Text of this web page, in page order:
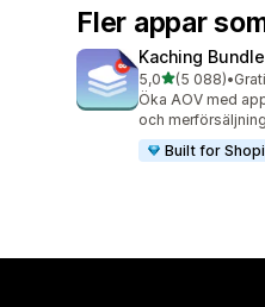
Fler appar
Kaching
5,0av 5 stjärnor
(5 088)
5088 recensioner
•
Öka AOV med
och merförsäljning
Built for